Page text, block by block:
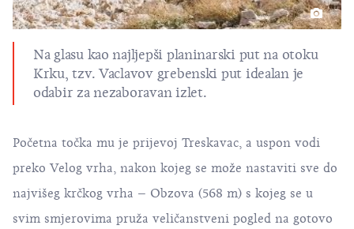
Na glasu kao najljepši planinarski put na otoku
Krku, tzv. Vaclavov grebenski put idealan je
odabir za nezaboravan izlet.
Početna točka mu je prijevoj Treskavac, a uspon vodi
preko Velog vrha, nakon kojeg se može nastaviti sve do
najvišeg krčkog vrha – Obzova (568 m) s kojeg se u
svim smjerovima pruža veličanstveni pogled na gotovo